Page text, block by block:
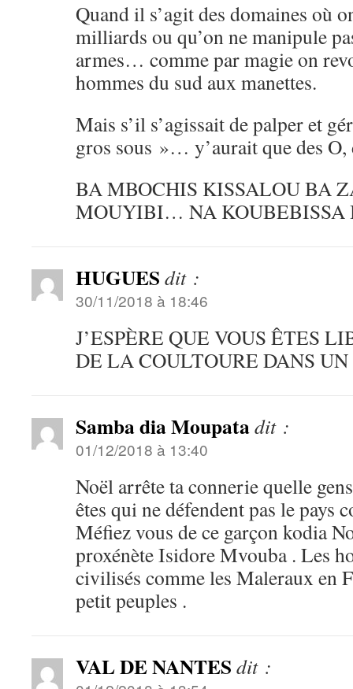
Quand il s’agit des domaines où
milliards ou qu’on ne manipule
armes… comme par magie on
hommes du sud aux manettes.
Mais s’il s’agissait de palper et
gros sous »… y’aurait que des O,
BA MBOCHIS KISSALOU BA
MOUYIBI… NA KOUBEBISSA
HUGUES dit :
30/11/2018 à 18:46
J’ESPÈRE QUE VOUS ÊTES
DE LA COULTOURE DANS
Samba dia Moupatadit :
01/12/2018 à 13:40
Noël arrête ta connerie quelle
êtes qui ne défendent pas le pays
Méfiez vous de ce garçon kodia
proxénète Isidore Mvouba . Les
civilisés comme les Maleraux en
petit peuples .
VAL DE NANTES dit :